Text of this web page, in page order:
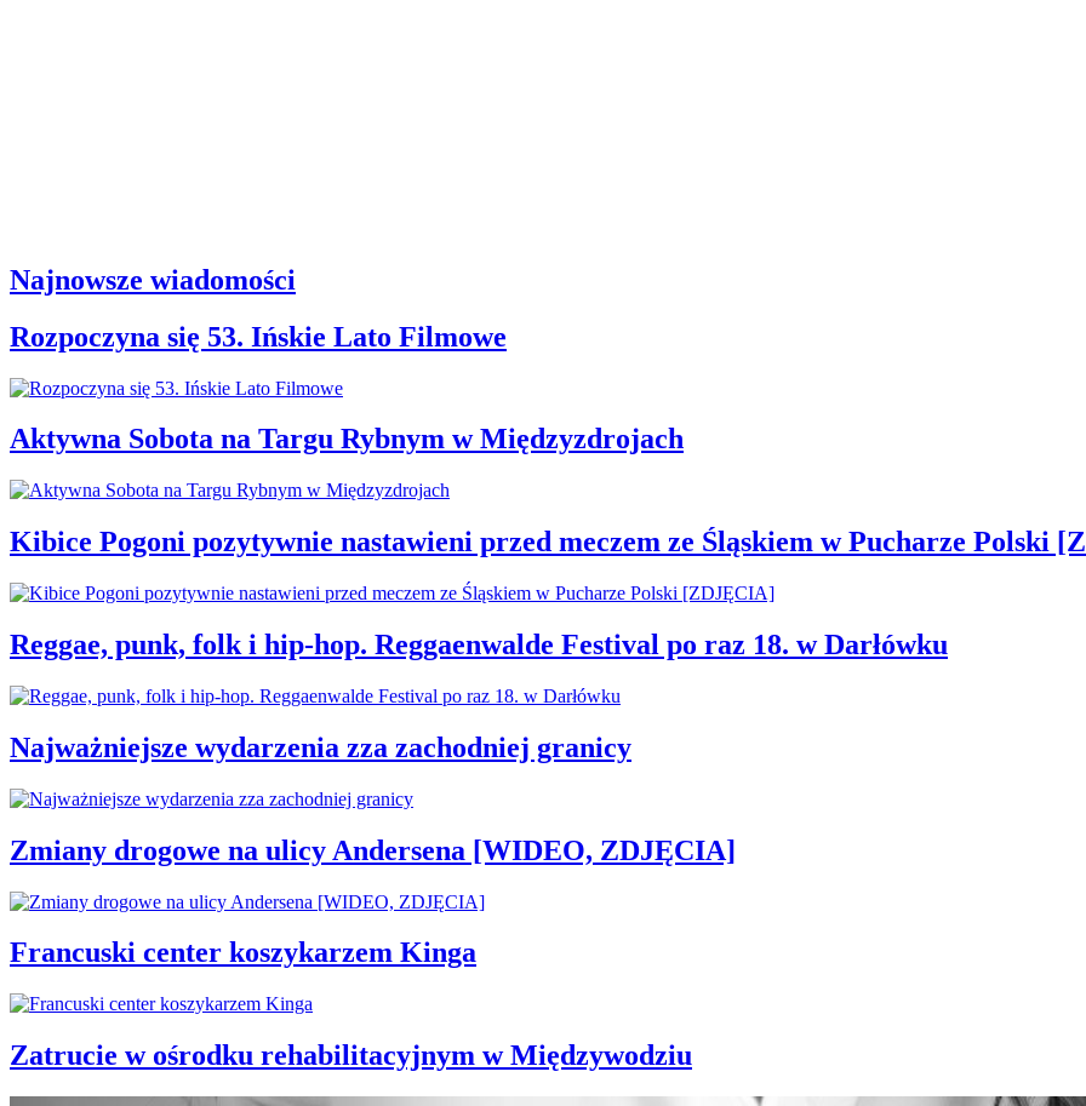
Najnowsze wiadomości
Rozpoczyna się 53. Ińskie Lato Filmowe
Aktywna Sobota na Targu Rybnym w Międzyzdrojach
Kibice Pogoni pozytywnie nastawieni przed meczem ze Śląskiem w Pucharze Polski
Reggae, punk, folk i hip-hop. Reggaenwalde Festival po raz 18. w Darłówku
Najważniejsze wydarzenia zza zachodniej granicy
Zmiany drogowe na ulicy Andersena [WIDEO, ZDJĘCIA]
Francuski center koszykarzem Kinga
Zatrucie w ośrodku rehabilitacyjnym w Międzywodziu